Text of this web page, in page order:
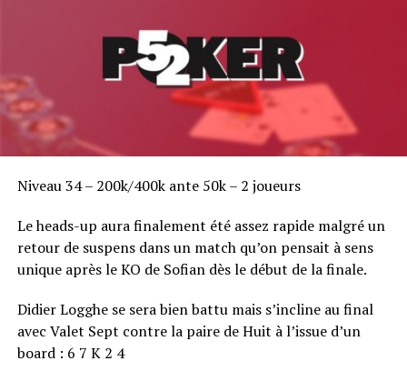
Niveau 34 – 200k/400k ante 50k – 2 joueurs
Le heads-up aura finalement été assez rapide malgré un
retour de suspens dans un match qu’on pensait à sens
unique après le KO de Sofian dès le début de la finale.
Didier Logghe se sera bien battu mais s’incline au final
avec Valet Sept contre la paire de Huit à l’issue d’un
board : 6 7 K 2 4